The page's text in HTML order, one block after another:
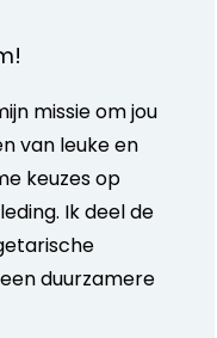
missie om jou
van leuke en
keuzes op
Ik deel de
duurzamere